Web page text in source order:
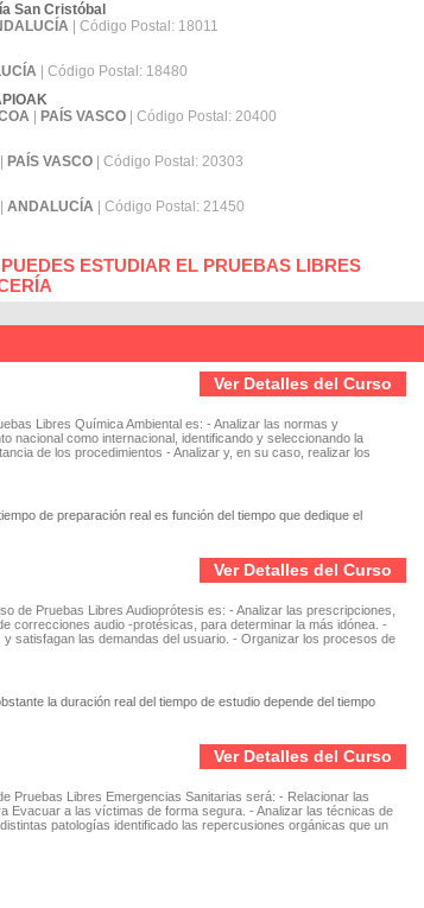
San Cristóbal
| Código Postal: 18011
| Código Postal: 18480
PAÍS VASCO | Código Postal: 20400
PAÍS VASCO | Código Postal: 20303
ANDALUCÍA | Código Postal: 21450
ESTUDIAR EL PRUEBAS LIBRES
Ver Detalles del Curso
Libres Química Ambiental es: - Analizar las normas y
nacional como internacional, identificando y seleccionando la
de los procedimientos - Analizar y, en su caso, realizar los
de preparación real es función del tiempo que dedique el
Ver Detalles del Curso
de Pruebas Libres Audioprótesis es: - Analizar las prescripciones,
correcciones audio -protésicas, para determinar la más idónea. -
satisfagan las demandas del usuario. - Organizar los procesos de
la duración real del tiempo de estudio depende del tiempo
Ver Detalles del Curso
Pruebas Libres Emergencias Sanitarias será: - Relacionar las
Evacuar a las víctimas de forma segura. - Analizar las técnicas de
patologías identificado las repercusiones orgánicas que un